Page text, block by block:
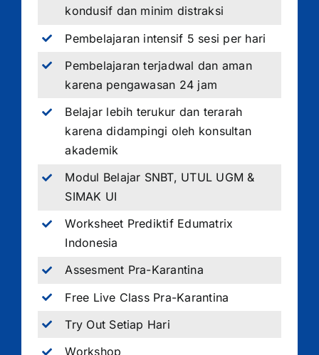
kondusif dan minim distraksi
Pembelajaran intensif 5 sesi per hari
Pembelajaran terjadwal dan aman
karena pengawasan 24 jam
Belajar lebih terukur dan terarah
karena didampingi oleh konsultan
akademik
Modul Belajar SNBT, UTUL UGM &
SIMAK UI
Worksheet Prediktif Edumatrix
Indonesia
Assesment Pra-Karantina
Free Live Class Pra-Karantina
Try Out Setiap Hari
Workshop